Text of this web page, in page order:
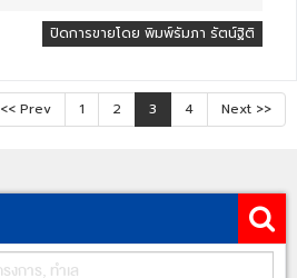
ปิดการขายโดย พิมพ์รัมภา รัตน์ฐิติ
<< Prev 1 2 3 4 Next >>